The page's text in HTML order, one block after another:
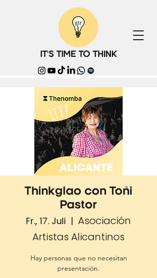
IT'S TIME TO THINK
Thinkglao con Toñi
Pastor
Fr., 17. Juli
  |
Asociación
Artistas Alicantinos
Hay personas que no necesitan
presentación.